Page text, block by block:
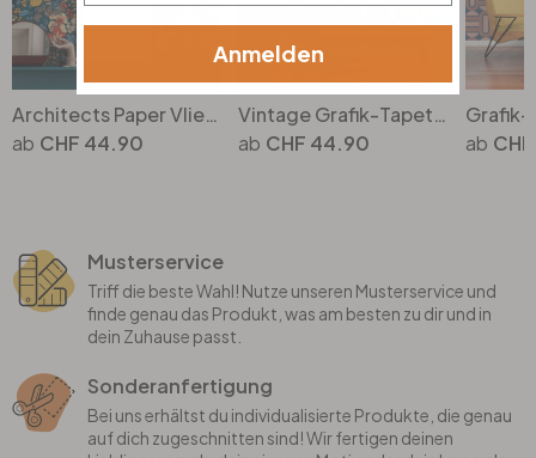
Architects Paper Vliestapete Floral Impression Blumentapete floral bunt, blau, orange, beige, gelb
CHF 44.90
Vintage Grafik-Tapete Blau Türkis - Vliestapete im Retro-Look - Mustertapete
CHF 44.90
Musterservice
Triff die beste Wahl! Nutze unseren Musterservice und
finde genau das Produkt, was am besten zu dir und in
dein Zuhause passt.
Sonderanfertigung
Bei uns erhältst du individualisierte Produkte, die genau
auf dich zugeschnitten sind! Wir fertigen deinen
Anmelden